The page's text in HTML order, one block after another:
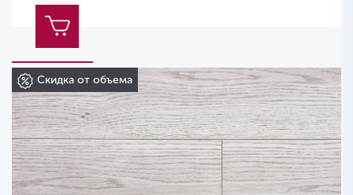
Скидка от объема